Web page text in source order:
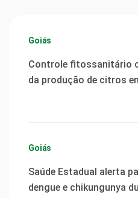
Goiás
Controle fitossanitário
da produção de citros
Goiás
Saúde Estadual alerta
dengue e chikungunya